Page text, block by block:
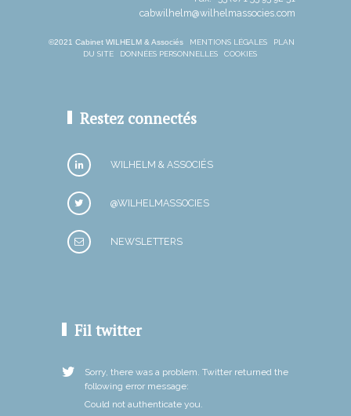
cabwilhelm@wilhelmassocies.com
©2021 Cabinet WILHELM & Associés MENTIONS LÉGALES
PLAN
DU SITE
DONNÉES PERSONNELLES COOKIES
Restez connectés
WILHELM & ASSOCIÉS
@WILHELMASSOCIES
NEWSLETTERS
Fil twitter
Sorry, there was a problem. Twitter returned the
following error message:
Could not authenticate you.